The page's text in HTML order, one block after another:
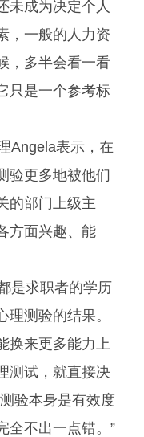
未成为决定个人
，一般的人力资
，多半会看一看
只是一个参考标
表示，在
验更多地被他们
的部门上级主
方面兴趣、能
求职者的学历
测验的结果。
换来更多能力上
测试，就直接决
验本身是有效度
全不出一点错。”